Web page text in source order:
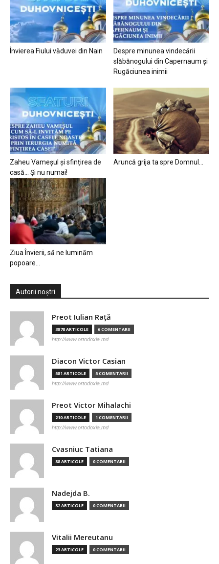
Învierea Fiului văduvei din Nain
Despre minunea vindecării
slăbănogului din Capernaum și
Rugăciunea inimii
Zaheu Vameșul și sfințirea de
casă… Și nu numai!
Aruncă grija ta spre Domnul…
Ziua Învierii, să ne luminăm
popoare…
Autorii noștri
Preot Iulian Raţă
3878 ARTICOLE 6 COMENTARII
http://www.ortodoxia.md
Diacon Victor Casian
581 ARTICOLE 5 COMENTARII
http://www.ortodoxia.md
Preot Victor Mihalachi
210 ARTICOLE 1 COMENTARII
http://www.ortodoxia.md
Cvasniuc Tatiana
88 ARTICOLE 0 COMENTARII
Nadejda B.
32 ARTICOLE 0 COMENTARII
Vitalii Mereutanu
23 ARTICOLE 0 COMENTARII